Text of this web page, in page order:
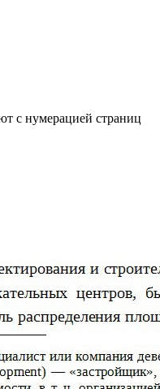
с нумерацией страниц